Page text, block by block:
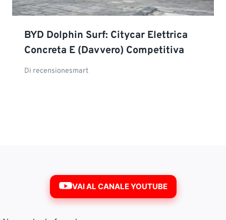
BYD Dolphin Surf: Citycar Elettrica
Concreta E (davvero) Competitiva
Di recensionesmart
VAI AL CANALE YOUTUBE